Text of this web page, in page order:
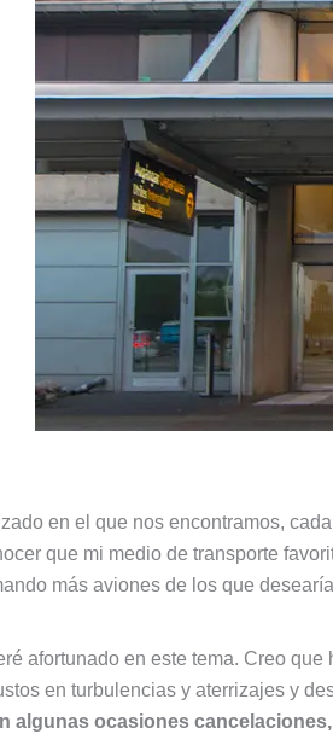
en el que nos encontramos,
que mi medio de transporte
más aviones de los que
afortunado en este tema. Creo
en turbulencias y aterrizajes y
algunas ocasiones